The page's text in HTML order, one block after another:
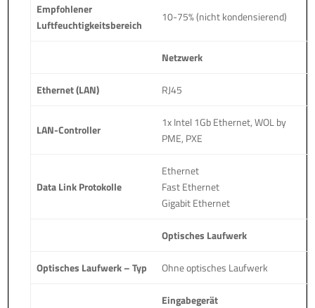
Empfohlener
Luftfeuchtigkeitsbereich
10-75% (nicht kondensierend)
Netzwerk
Ethernet (LAN) RJ45
LAN-Controller
1x Intel 1Gb Ethernet, WOL by
PME, PXE
Data Link Protokolle
Ethernet
Fast Ethernet
Gigabit Ethernet
Optisches Laufwerk
Optisches Laufwerk – Typ Ohne optisches Laufwerk
Eingabegerät